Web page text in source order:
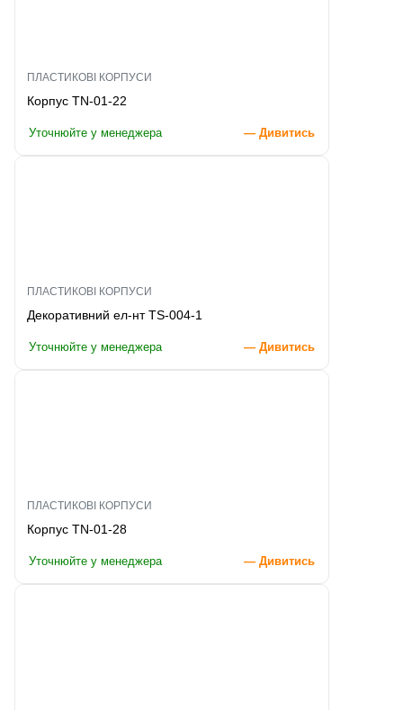
ПЛАСТИКОВІ КОРПУСИ
Корпус TN-01-22
Уточнюйте у менеджера — Дивитись
ПЛАСТИКОВІ КОРПУСИ
Декоративний ел-нт TS-004-1
Уточнюйте у менеджера — Дивитись
ПЛАСТИКОВІ КОРПУСИ
Корпус TN-01-28
Уточнюйте у менеджера — Дивитись